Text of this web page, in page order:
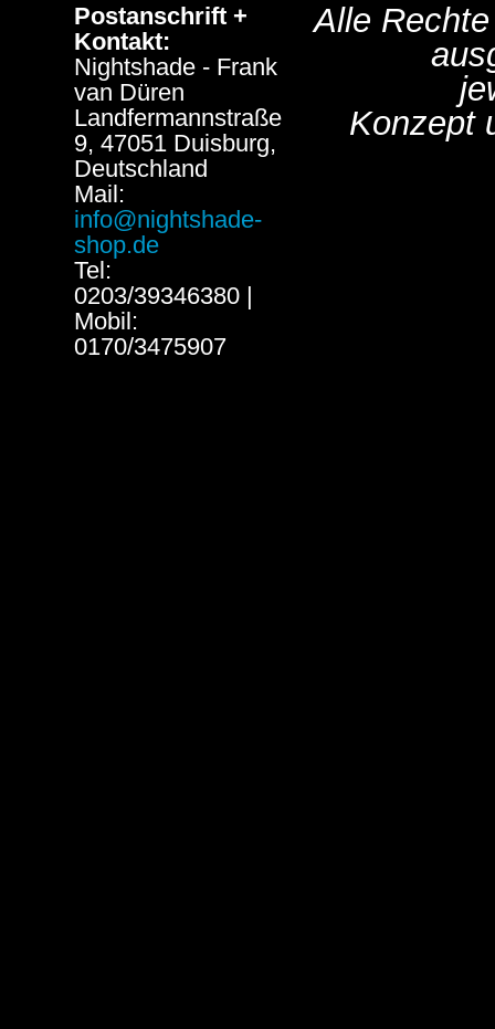
Postanschrift +
Kontakt:
Nightshade - Frank
van Düren
Landfermannstraße
9, 47051 Duisburg,
Deutschland
Mail:
info@nightshade-
shop.de
Tel:
0203/39346380 |
Mobil:
0170/3475907
Alle
Konzept